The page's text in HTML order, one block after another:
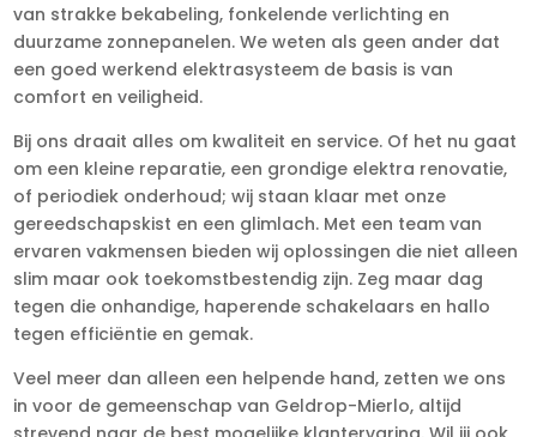
van strakke bekabeling, fonkelende verlichting en
duurzame zonnepanelen. We weten als geen ander dat
een goed werkend elektrasysteem de basis is van
comfort en veiligheid.
Bij ons draait alles om kwaliteit en service. Of het nu gaat
om een kleine reparatie, een grondige elektra renovatie,
of periodiek onderhoud; wij staan klaar met onze
gereedschapskist en een glimlach. Met een team van
ervaren vakmensen bieden wij oplossingen die niet alleen
slim maar ook toekomstbestendig zijn. Zeg maar dag
tegen die onhandige, haperende schakelaars en hallo
tegen efficiëntie en gemak.
Veel meer dan alleen een helpende hand, zetten we ons
in voor de gemeenschap van Geldrop-Mierlo, altijd